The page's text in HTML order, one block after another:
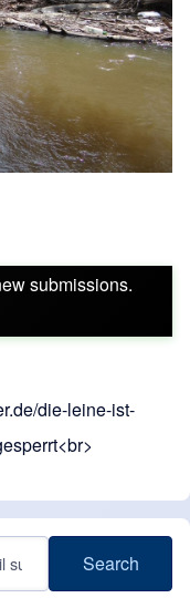
submissions.
die-leine-ist-